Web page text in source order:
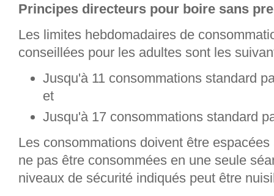
Principes directeurs pour boire sans
Les limites hebdomadaires de
conseillées pour les adultes sont les
Jusqu'à 11 consommations standard
et
Jusqu'à 17 consommations standard
Les consommations doivent être
ne pas être consommées en une seule
niveaux de sécurité indiqués peut être